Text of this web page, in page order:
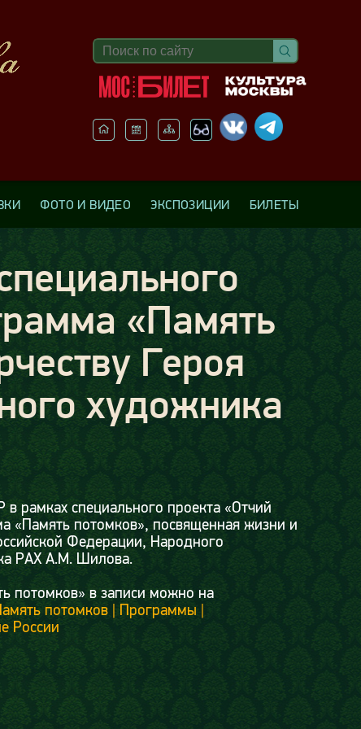
ФОТО И ВИДЕО ЭКСПОЗИЦИИ БИЛЕТЫ
«Память
Героя
художника
рамках специального проекта «Отчий
«Память потомков», посвященная жизни и
Федерации, Народного
РАХ А.М. Шилова.
потомков» в записи можно на
потомков | Программы |
России